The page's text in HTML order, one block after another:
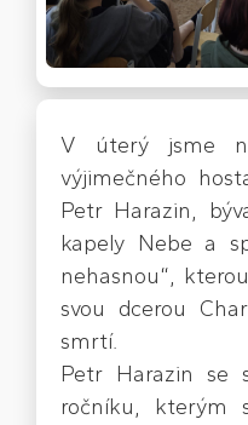
V úterý jsme
výjimečného
Petr Harazin,
kapely Nebe a
nehasnou“,
svou dcerou
smrtí.
Petr Harazin se
ročníku, kterým